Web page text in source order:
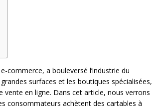
commerce, a bouleversé l’industrie du
surfaces et les boutiques spécialisées,
en ligne. Dans cet article, nous verrons
consommateurs achètent des cartables à